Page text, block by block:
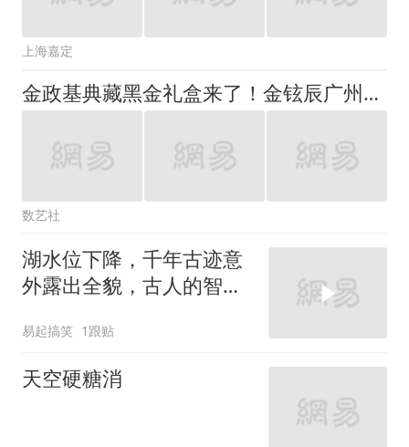
上海嘉定
金政基典藏黑金礼盒来了！金铉辰广州GAF插画艺术节现场分享，8月15日同步线上直播
数艺社
湖水位下降，千年古迹意
外露出全貌，古人的智慧
易起搞笑 1跟贴
天空硬糖消